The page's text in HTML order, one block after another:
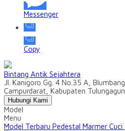
Messenger
Copy
Bintang Antik Sejahtera
Jl. Kanigoro Gg. 4 No.35 A,
Campurdarat, Kabupaten
Hubungi Kami
Model
Menu
Model Terbaru Pedestal Marmer Cuci